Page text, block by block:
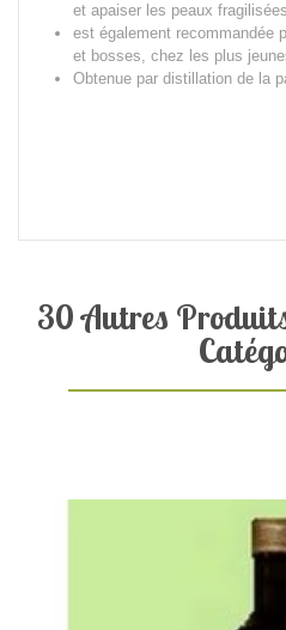
et apaiser les peaux
est également recommandée
et bosses, chez les plus
Obtenue par distillation de la
30 Autres